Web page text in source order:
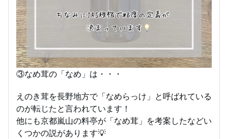
③なめ茸の「なめ」は・・・
えのき茸を長野地方で「なめらっけ」と呼ばれている
のが転じたと言われています！
他にも京都嵐山の料亭が「なめ茸」を考案したなどい
くつかの説があります💡